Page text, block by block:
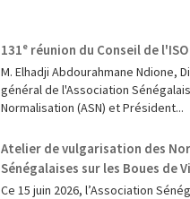
131ᵉ réunion du Conseil de l'ISO
M. Elhadji Abdourahmane Ndione,
général de l'Association
Normalisation (ASN) et Président...
Atelier de vulgarisation des
Sénégalaises sur les Boues de
Ce 15 juin 2026, l’Association